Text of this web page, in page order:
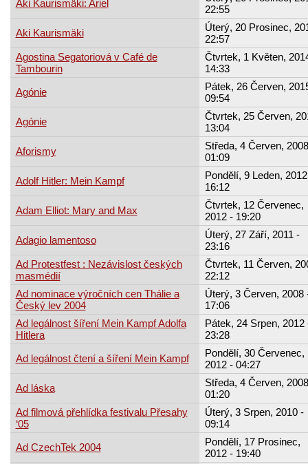
Aki Kaurismäki: Ariel
22:55
Aki Kaurismäki
Úterý, 20 Prosinec,
22:57
Agostina Segatoriová v Café de
Tambourin
Čtvrtek, 1 Květen,
14:33
Agónie
Pátek, 26 Červen,
09:54
Agónie
Čtvrtek, 25 Červen,
13:04
Aforismy
Středa, 4 Červen,
01:09
Adolf Hitler: Mein Kampf
Pondělí, 9 Leden,
16:12
Adam Elliot: Mary and Max
Čtvrtek, 12 Červenec,
2012 - 19:20
Adagio lamentoso
Úterý, 27 Září, 2011 -
23:16
Ad Protestfest : Nezávislost českých
masmédií
Čtvrtek, 11 Červen,
22:12
Ad nominace výročních cen Thálie a
Český lev 2004
Úterý, 3 Červen, 2008
17:06
Ad legálnost šíření Mein Kampf Adolfa
Hitlera
Pátek, 24 Srpen, 2012
23:28
Ad legálnost čtení a šíření Mein Kampf
Pondělí, 30 Červenec,
2012 - 04:27
Ad láska
Středa, 4 Červen,
01:20
Ad filmová přehlídka festivalu Přesahy
‘05
Úterý, 3 Srpen, 2010 -
09:14
Ad CzechTek 2004
Pondělí, 17 Prosinec,
2012 - 19:40